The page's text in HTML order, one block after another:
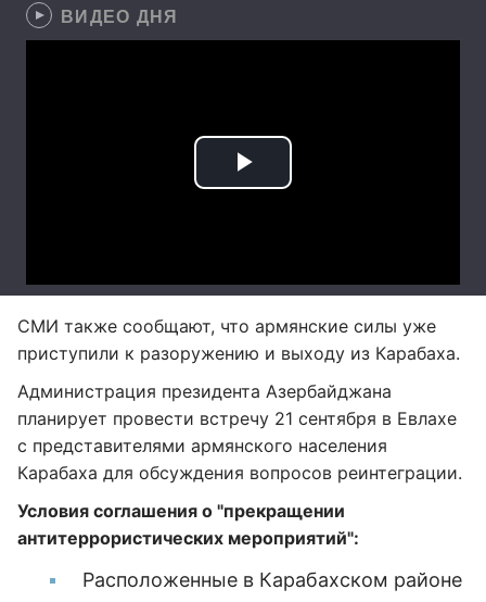
ВИДЕО ДНЯ
СМИ также сообщают, что армянские силы уже
приступили к разоружению и выходу из Карабаха.
Администрация президента Азербайджана
планирует провести встречу 21 сентября в Евлахе
с представителями армянского населения
Карабаха для обсуждения вопросов реинтеграции.
Условия соглашения о "прекращении
антитеррористических мероприятий":
Расположенные в Карабахском районе